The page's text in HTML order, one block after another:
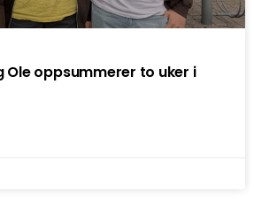
Ole oppsummerer to uker i